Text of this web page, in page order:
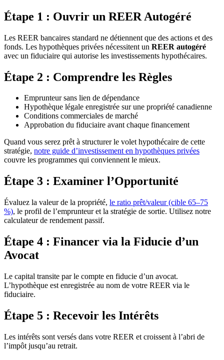
Étape 1 : Ouvrir un REER Autogéré
Les REER bancaires standard ne détiennent que des actions et des
fonds. Les hypothèques privées nécessitent un REER autogéré
avec un fiduciaire qui autorise les investissements hypothécaires.
Étape 2 : Comprendre les Règles
Emprunteur sans lien de dépendance
Hypothèque légale enregistrée sur une propriété canadienne
Conditions commerciales de marché
Approbation du fiduciaire avant chaque financement
Quand vous serez prêt à structurer le volet hypothécaire de cette
stratégie, notre guide d’investissement en hypothèques privées
couvre les programmes qui conviennent le mieux.
Étape 3 : Examiner l’Opportunité
Évaluez la valeur de la propriété, le ratio prêt/valeur (cible 65–75
%), le profil de l’emprunteur et la stratégie de sortie. Utilisez notre
calculateur de rendement passif.
Étape 4 : Financer via la Fiducie d’un
Avocat
Le capital transite par le compte en fiducie d’un avocat.
L’hypothèque est enregistrée au nom de votre REER via le
fiduciaire.
Étape 5 : Recevoir les Intérêts
Les intérêts sont versés dans votre REER et croissent à l’abri de
l’impôt jusqu’au retrait.